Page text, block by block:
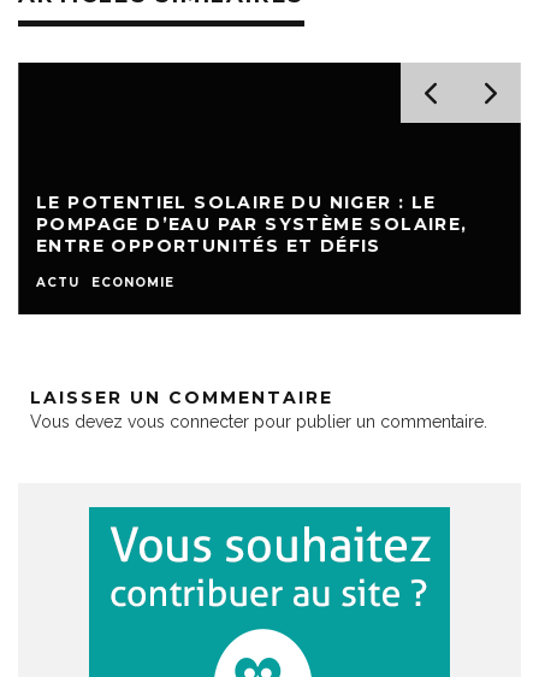
LE POTENTIEL SOLAIRE DU NIGER : LE
POMPAGE D’EAU PAR SYSTÈME SOLAIRE,
ENTRE OPPORTUNITÉS ET DÉFIS
ACTU ECONOMIE
LAISSER UN COMMENTAIRE
Vous devez vous connecter pour publier un commentaire.